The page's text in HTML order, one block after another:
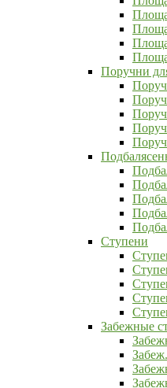
Поручни
Ступени
Забежные